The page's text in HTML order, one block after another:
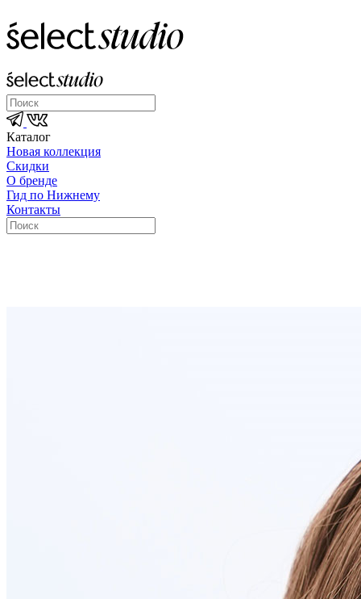
Каталог
Новая коллекция
Скидки
О бренде
Гид по Нижнему
Контакты